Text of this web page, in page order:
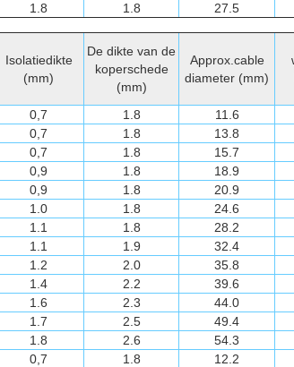
1.8 1.8 27.5
Isolatiedikte
(mm)
De dikte van de
koperschede
(mm)
Approx.cable
diameter (mm)
0,7 1.8 11.6
0,7 1.8 13.8
0,7 1.8 15.7
0,9 1.8 18.9
0,9 1.8 20.9
1.0 1.8 24.6
1.1 1.8 28.2
1.1 1.9 32.4
1.2 2.0 35.8
1.4 2.2 39.6
1.6 2.3 44.0
1.7 2.5 49.4
1.8 2.6 54.3
0,7 1.8 12.2